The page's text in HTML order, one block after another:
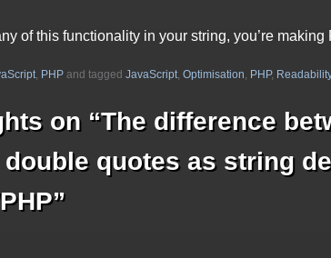
of this functionality in your string, you’re
PHP and tagged JavaScript Optimisation PHP, Readability
on “The difference
double quotes as string
”